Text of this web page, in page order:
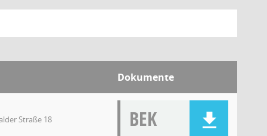
Dokumente
Straße 18 BEK